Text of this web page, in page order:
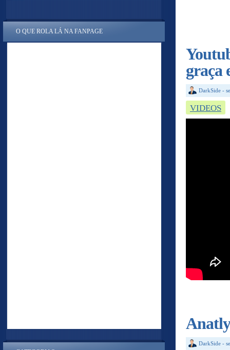
graça
DarkSide -
VIDEOS
DarkSide -
O QUE ROLA LÁ NA FANPAGE